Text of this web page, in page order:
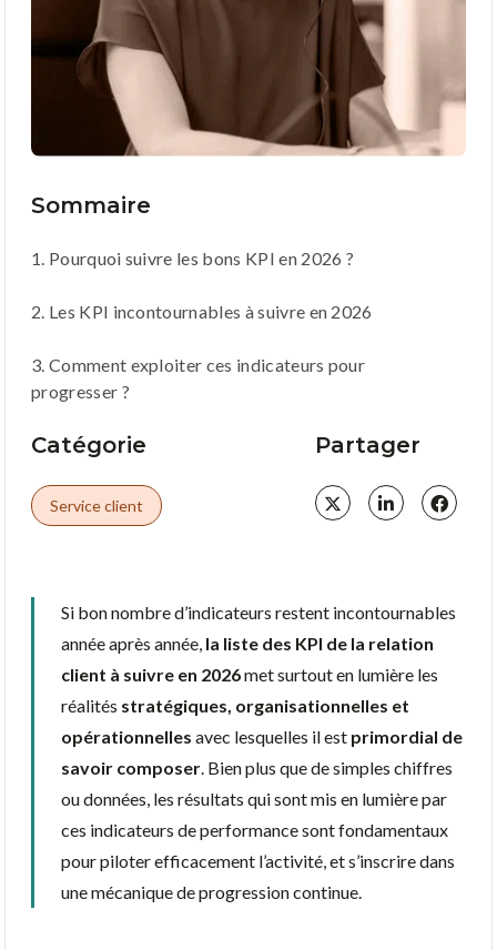
Sommaire
1. Pourquoi suivre les bons KPI en 2026 ?
2. Les KPI incontournables à suivre en 2026
3. Comment exploiter ces indicateurs pour
progresser ?
Catégorie
Service client
Partager
Si bon nombre d’indicateurs restent incontournables
année après année, la liste des KPI de la relation
client à suivre en 2026met surtout en lumière les
réalités stratégiques, organisationnelles et
opérationnelles avec lesquelles il est primordial de
savoir composer . Bien plus que de simples chiffres
ou données, les résultats qui sont mis en lumière par
ces indicateurs de performance sont fondamentaux
pour piloter efficacement l’activité, et s’inscrire dans
une mécanique de progression continue.